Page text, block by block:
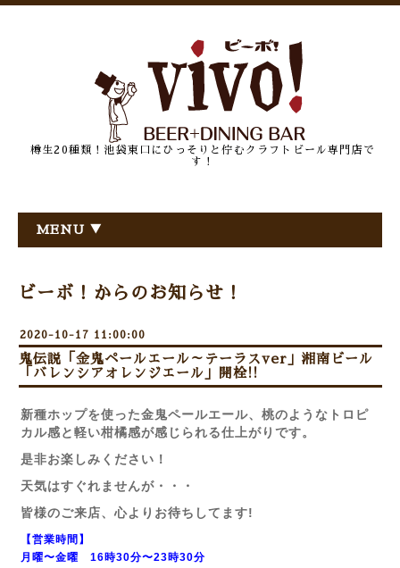
樽生20種類！池袋東口にひっそりと佇むクラフトビール専門店で
す！
MENU ▼
ビーボ！からのお知らせ！
2020-10-17 11:00:00
鬼伝説「金鬼ペールエール～テーラスver」湘南ビール
「バレンシアオレンジエール」開栓!!
新種ホップを使った金鬼ペールエール、桃のようなトロピ
カル感と軽い柑橘感が感じられる仕上がりです。
是非お楽しみください！
天気はすぐれませんが・・・
皆様のご来店、心よりお待ちしてます!
【営業時間】
月曜〜金曜 16時30分〜23時30分